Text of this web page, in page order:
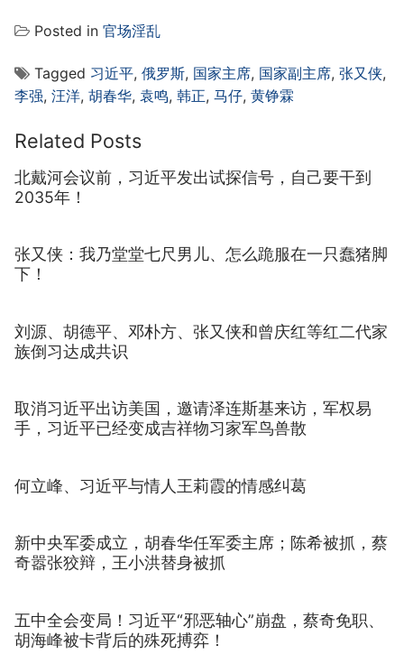
Posted in 官场淫乱
Tagged 习近平, 俄罗斯, 国家主席, 国家副主席, 张又侠,
李强, 汪洋, 胡春华, 袁鸣, 韩正, 马仔, 黄铮霖
Related Posts
北戴河会议前，习近平发出试探信号，自己要干到
2035年！
张又侠：我乃堂堂七尺男儿、怎么跪服在一只蠢猪脚
下！
刘源、胡德平、邓朴方、张又侠和曾庆红等红二代家
族倒习达成共识
取消习近平出访美国，邀请泽连斯基来访，军权易
手，习近平已经变成吉祥物习家军鸟兽散
何立峰、习近平与情人王莉霞的情感纠葛
新中央军委成立，胡春华任军委主席；陈希被抓，蔡
奇嚣张狡辩，王小洪替身被抓
五中全会变局！习近平“邪恶轴心”崩盘，蔡奇免职、
胡海峰被卡背后的殊死搏弈！